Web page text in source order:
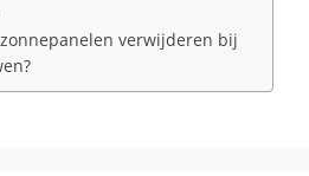
verwijderen bij